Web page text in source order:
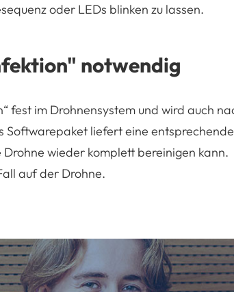
oder LEDs blinken zu lassen.
notwendig
fest im Drohnensystem und wird auch
Softwarepaket liefert eine entsprechende
wieder komplett bereinigen kann.
auf der Drohne.